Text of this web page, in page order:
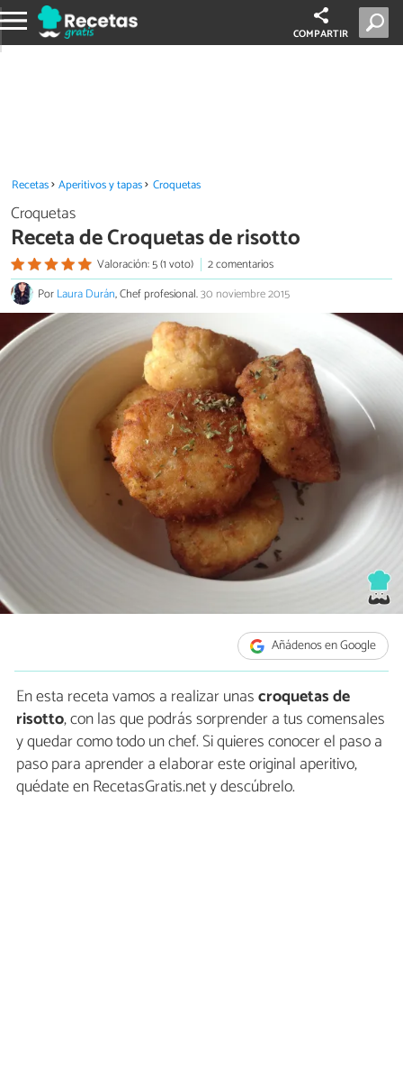
COMPARTIR
Recetas Aperitivos y tapas Croquetas
Croquetas
Receta de Croquetas de risotto
Valoración: 5 (1 voto)
2 comentarios
PorLaura Durán, Chef profesional.30 noviembre 2015
Añádenos en Google
En esta receta vamos a realizar unascroquetas de
risotto, con las que podrás sorprender a tus comensales
y quedar como todo un chef. Si quieres conocer el paso a
paso para aprender a elaborar este original aperitivo,
quédate en RecetasGratis.net y descúbrelo.